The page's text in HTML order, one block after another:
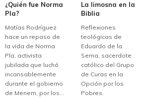
¿Quién fue Norma
Pla?
Matías Rodríguez
hace un repaso de
la vida de Norma
Pla, activista
jubilada que luchó
incansablemente
durante el gobierno
de Menem, por los...
La limosna en la
Biblia
Reflexiones
teológicas de
Eduardo de la
Serna, sacerdote
católico del Grupo
de Curas en la
Opción por los
Pobres.